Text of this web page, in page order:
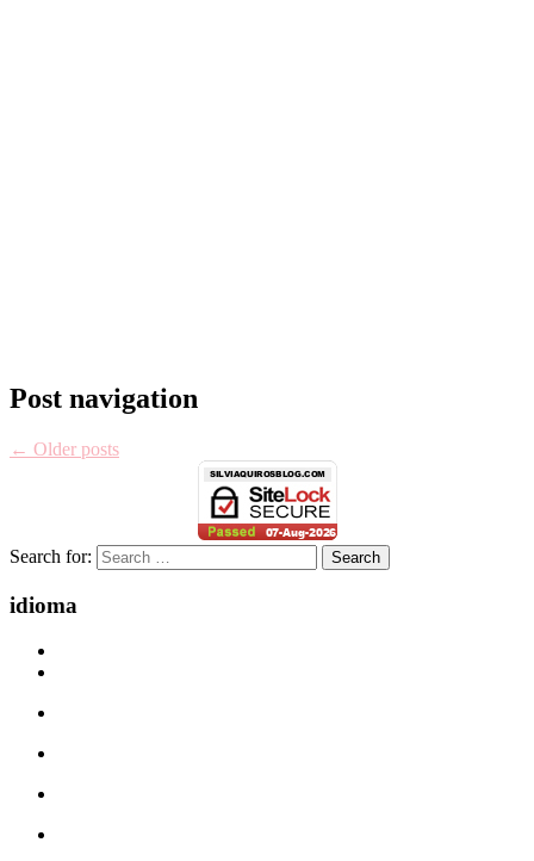
Post navigation
← Older posts
Search for:
idioma